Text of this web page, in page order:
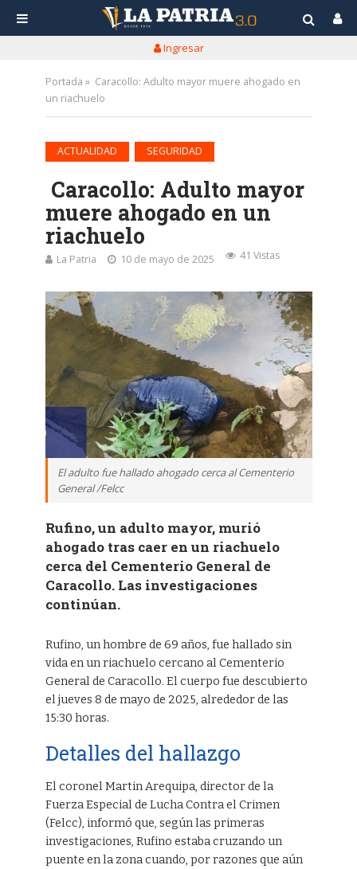
Ingresar
Portada » Caracollo: Adulto mayor muere ahogado en
un riachuelo
ACTUALIDAD SEGURIDAD
Caracollo: Adulto mayor
muere ahogado en un
riachuelo
La Patria 10 de mayo de 2025 41 Vistas
El adulto fue hallado ahogado cerca al Cementerio
General /Felcc
Rufino, un adulto mayor, murió
ahogado tras caer en un riachuelo
cerca del Cementerio General de
Caracollo. Las investigaciones
continúan.
Rufino, un hombre de 69 años, fue hallado sin
vida en un riachuelo cercano al Cementerio
General de Caracollo. El cuerpo fue descubierto
el jueves 8 de mayo de 2025, alrededor de las
15:30 horas.
Detalles del hallazgo
El coronel Martin Arequipa, director de la
Fuerza Especial de Lucha Contra el Crimen
(Felcc), informó que, según las primeras
investigaciones, Rufino estaba cruzando un
puente en la zona cuando, por razones que aún